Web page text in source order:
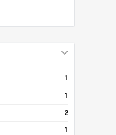
1
1
2
1